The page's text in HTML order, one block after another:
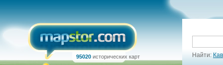
95020 исторических карт Найти: